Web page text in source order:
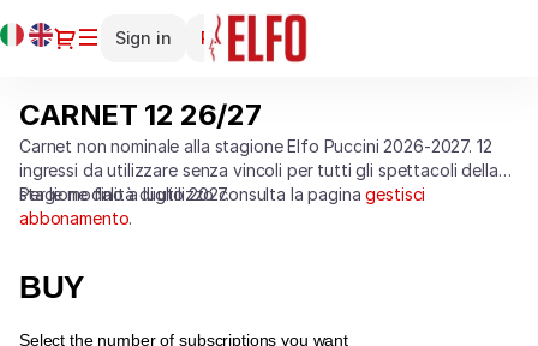
Current
Dialog
Sign in Register
tickets
26/27]
Teatro
Elfo
Puccini
CARNET
12
26/27
CARNET 12 26/27
Carnet non nominale alla stagione Elfo Puccini 2026-2027. 12
ingressi da utilizzare senza vincoli per tutti gli spettacoli della
stagione fino a luglio 2027.
Per le modalità di utilizzo consulta la paginagestisci
abbonamento.
BUY
Select the number of subscriptions you want